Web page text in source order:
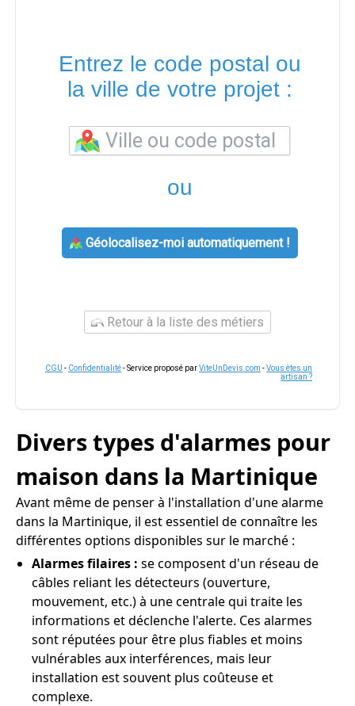
Entrez le code postal ou
la ville de votre projet :
ou
Géolocalisez-moi automatiquement !
Retour à la liste des métiers
CGU - Confidentialité- Service proposé parViteUnDevis.com -Vous êtes un
artisan ?
Divers types d'alarmes pour
maison dans la Martinique
Avant même de penser à l'installation d'une alarme
dans la Martinique, il est essentiel de connaître les
différentes options disponibles sur le marché :
Alarmes filaires : se composent d'un réseau de
câbles reliant les détecteurs (ouverture,
mouvement, etc.) à une centrale qui traite les
informations et déclenche l'alerte. Ces alarmes
sont réputées pour être plus fiables et moins
vulnérables aux interférences, mais leur
installation est souvent plus coûteuse et
complexe.